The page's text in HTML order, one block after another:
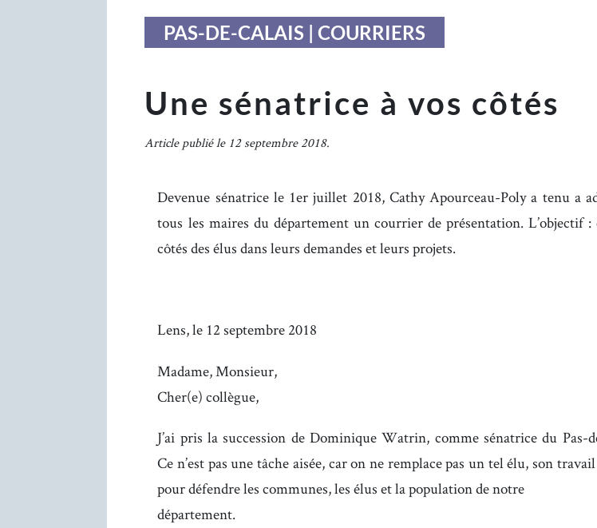
PAS-DE-CALAIS | COURRIERS
Une sénatrice à vos côtés
Article publié le 12 septembre 2018.
Devenue sénatrice le 1er juillet 2018, Cathy Apourceau-Poly a tenu a
tous les maires du département un courrier de présentation. L’objectif
côtés des élus dans leurs demandes et leurs projets.
Lens, le 12 septembre 2018
Madame, Monsieur,
Cher(e) collègue,
J’ai pris la succession de Dominique Watrin, comme sénatrice du Pas-
Ce n’est pas une tâche aisée, car on ne remplace pas un tel élu, son
pour défendre les communes, les élus et la population de notre
département.